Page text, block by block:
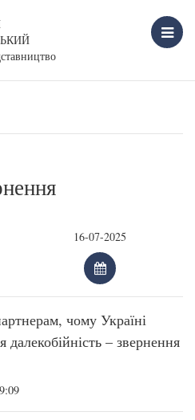
чому Україні
далекобійність – звернення